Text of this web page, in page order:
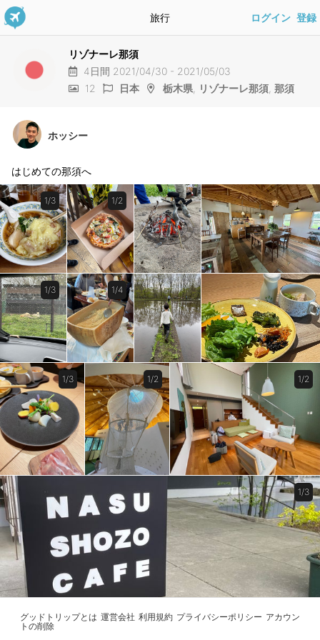
旅行 ログイン 登録
リゾナーレ那須
4日間 2021/04/30 - 2021/05/03
12
日本 栃木県 リゾナーレ那須 ,那須
ホッシー
はじめての那須へ
1/3 1/2
1/3 1/4
1/3 1/2 1/2
1/3
グッドトリップとは 運営会社 利用規約 プライバシーポリシー アカウン
トの削除